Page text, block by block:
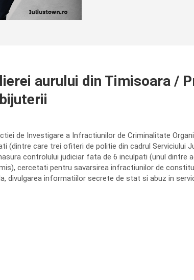
aurului din Timisoara /
de Investigare a Infractiunilor de Criminalitate
(dintre care trei ofiteri de politie din cadrul Serviciului
controlului judiciar fata de 6 inculpati (unul dintre
cercetati pentru savarsirea infractiunilor de
divulgarea informatiilor secrete de stat si abuz in